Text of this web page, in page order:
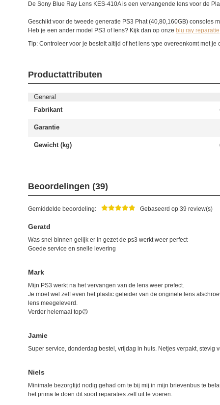
De Sony Blue Ray Lens KES-410A is een vervangende lens voor de
Geschikt voor de tweede generatie PS3 Phat (40,80,160GB) consoles
Heb je een ander model PS3 of lens? Kijk dan op onze blu ray reparatie
Tip: Controleer voor je bestelt altijd of het lens type overeenkomt met je
Productattributen
General
Fabrikant
Garantie
Gewicht (kg)
Beoordelingen (39)
Gemiddelde beoordeling: Gebaseerd op 39 review(s)
Geratd
Was snel binnen gelijk er in gezet de ps3 werkt weer perfect
Goede service en snelle levering
Mark
Mijn PS3 werkt na het vervangen van de lens weer prefect.
Je moet wel zelf even het plastic geleider van de originele lens
lens meegeleverd.
Verder helemaal top😉
Jamie
Super service, donderdag bestel, vrijdag in huis. Netjes verpakt, stevig
Niels
Minimale bezorgtijd nodig gehad om te bij mij in mijn brievenbus te
het prima te doen dit soort reparaties zelf uit te voeren.